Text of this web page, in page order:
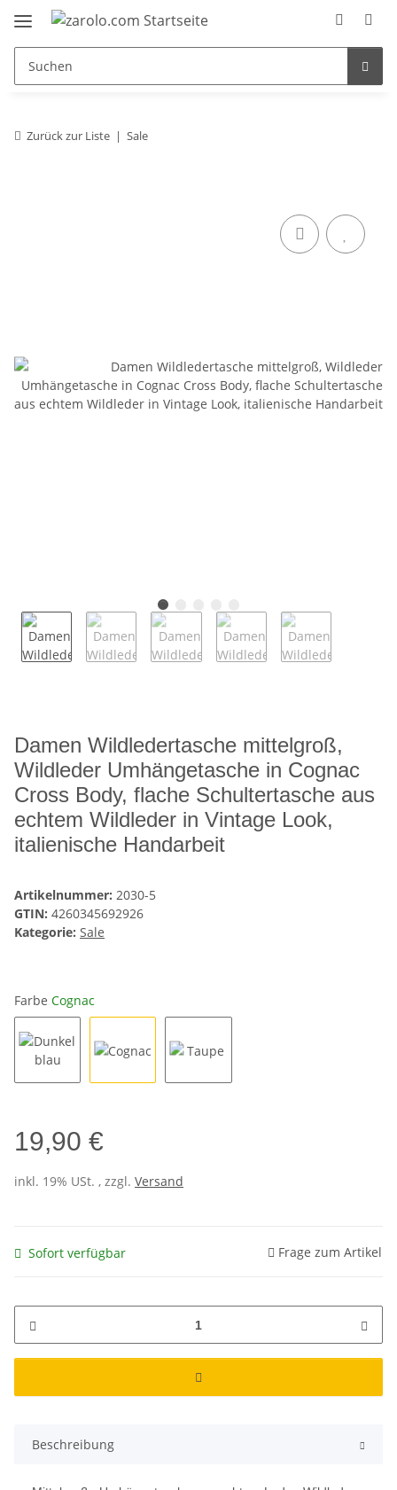
Zurück zur Liste Sale
Damen Wildledertasche mittelgroß,
Wildleder Umhängetasche in Cognac
Cross Body, flache Schultertasche aus
echtem Wildleder in Vintage Look,
italienische Handarbeit
Artikelnummer: 2030-5
GTIN: 4260345692926
Kategorie: Sale
Farbe Cognac
19,90 €
inkl. 19% USt. , zzgl. Versand
Sofort verfügbar Frage zum Artikel
Beschreibung